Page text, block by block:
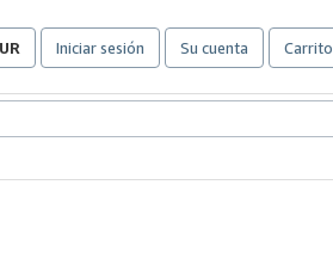
Iniciar sesión Su cuenta Carrito